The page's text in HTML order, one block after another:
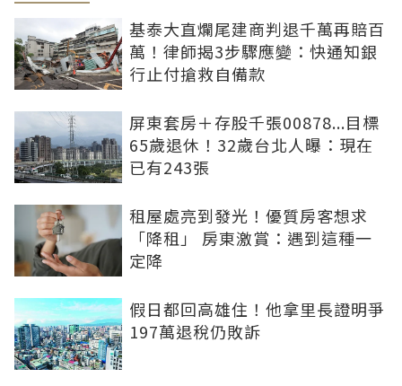
基泰大直爛尾建商判退千萬再賠百
萬！律師揭3步驟應變：快通知銀
行止付搶救自備款
屏東套房＋存股千張00878...目標
65歲退休！32歲台北人曝：現在
已有243張
租屋處亮到發光！優質房客想求
「降租」 房東激賞：遇到這種一
定降
假日都回高雄住！他拿里長證明爭
197萬退稅仍敗訴